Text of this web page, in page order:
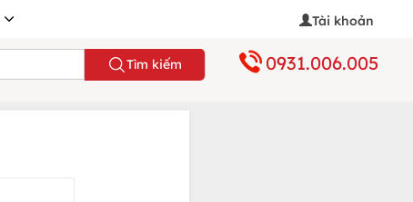
Tài khoản
Tìm kiếm 0931.006.005